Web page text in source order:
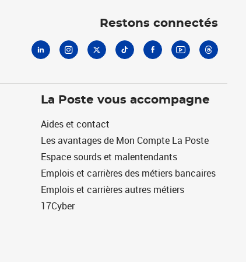
Restons connectés
La Poste vous accompagne
Aides et contact
Les avantages de Mon Compte La Poste
Espace sourds et malentendants
Emplois et carrières des métiers bancaires
Emplois et carrières autres métiers
17Cyber